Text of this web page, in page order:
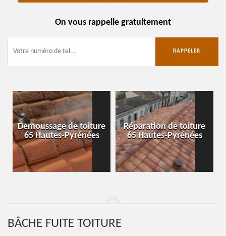
On vous rappelle gratuitement
Demoussage de toiture
65 Hautes-Pyrénées
Réparation de toiture
65 Hautes-Pyrénées
BÂCHE FUITE TOITURE